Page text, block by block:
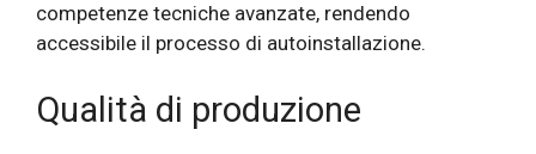
competenze tecniche avanzate, rendendo
accessibile il processo di autoinstallazione.
Qualità di produzione